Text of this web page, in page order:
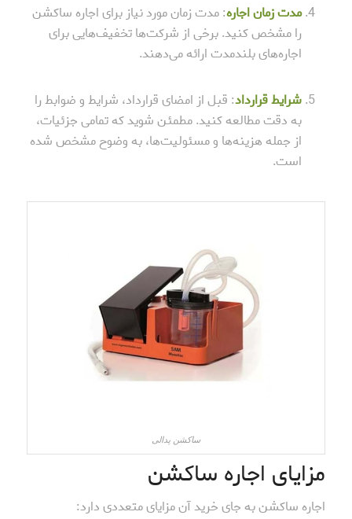
مدت زمان اجاره: مدت زمان مورد نیاز برای اجاره ساکشن
را مشخص کنید. برخی از شرکت‌ها تخفیف‌هایی برای
اجاره‌های بلندمدت ارائه می‌دهند.
شرایط قرارداد: قبل از امضای قرارداد، شرایط و ضوابط را
به دقت مطالعه کنید. مطمئن شوید که تمامی جزئیات،
از جمله هزینه‌ها و مسئولیت‌ها، به وضوح مشخص شده
است.
ساکشن پدالی
مزایای اجاره ساکشن
اجاره ساکشن به جای خرید آن مزایای متعددی دارد: